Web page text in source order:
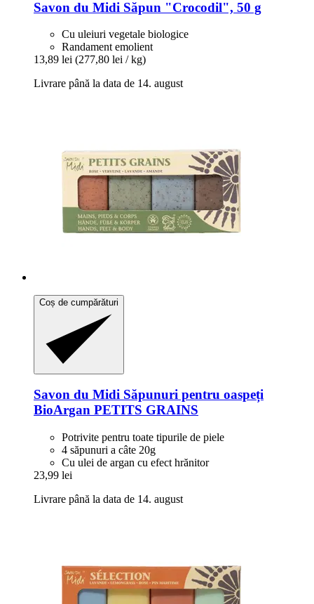
Savon du Midi Săpun "Crocodil", 50 g
Cu uleiuri vegetale biologice
Randament emolient
13,89 lei (277,80 lei / kg)
Livrare până la data de 14. august
Coș de cumpărături
Savon du Midi Săpunuri pentru oaspeți
BioArgan PETITS GRAINS
Potrivite pentru toate tipurile de piele
4 săpunuri a câte 20g
Cu ulei de argan cu efect hrănitor
23,99 lei
Livrare până la data de 14. august